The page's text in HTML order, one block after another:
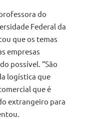
do
Federal da
que os temas
empresas
possível. “São
logística que
que é
extrangeiro para